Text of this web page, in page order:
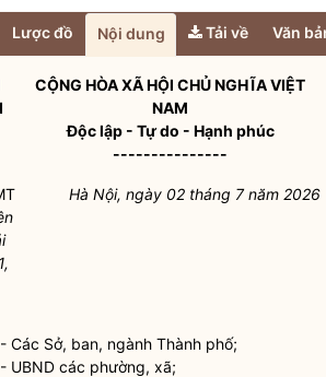
Lược đồ Nội dung Tải về Văn
CỘNG HÒA XÃ HỘI CHỦ NGHĨA VIỆT
NAM
Độc lập - Tự do - Hạnh phúc
---------------
Hà Nội, ngày 02 tháng 7 năm 2026
- Các Sở, ban, ngành Thành phố;
- UBND các phường, xã;